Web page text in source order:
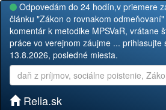
Odpovedám do 24 hodín,v priemere
článku "Zákon o rovnakom
komentár k metodike MPSVaR, vrátane
práce vo verejnom záujme ... prihlasujte
13.8.2026, posledné miesta.
Relia.sk